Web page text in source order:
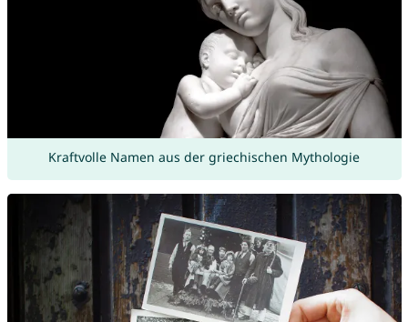
Kraftvolle Namen aus der griechischen Mythologie